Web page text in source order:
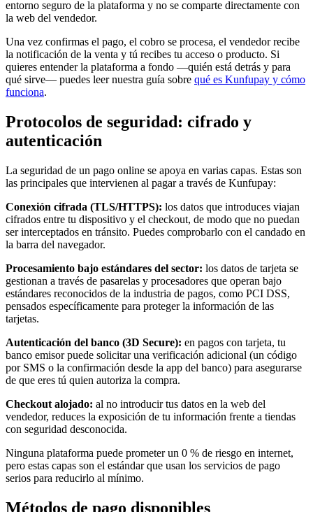
entorno seguro de la plataforma y no se comparte directamente con
la web del vendedor.
Una vez confirmas el pago, el cobro se procesa, el vendedor recibe
la notificación de la venta y tú recibes tu acceso o producto. Si
quieres entender la plataforma a fondo —quién está detrás y para
qué sirve— puedes leer nuestra guía sobre qué es Kunfupay y cómo
funciona.
Protocolos de seguridad: cifrado y
autenticación
La seguridad de un pago online se apoya en varias capas. Estas son
las principales que intervienen al pagar a través de Kunfupay:
Conexión cifrada (TLS/HTTPS): los datos que introduces viajan
cifrados entre tu dispositivo y el checkout, de modo que no puedan
ser interceptados en tránsito. Puedes comprobarlo con el candado en
la barra del navegador.
Procesamiento bajo estándares del sector: los datos de tarjeta se
gestionan a través de pasarelas y procesadores que operan bajo
estándares reconocidos de la industria de pagos, como PCI DSS,
pensados específicamente para proteger la información de las
tarjetas.
Autenticación del banco (3D Secure): en pagos con tarjeta, tu
banco emisor puede solicitar una verificación adicional (un código
por SMS o la confirmación desde la app del banco) para asegurarse
de que eres tú quien autoriza la compra.
Checkout alojado: al no introducir tus datos en la web del
vendedor, reduces la exposición de tu información frente a tiendas
con seguridad desconocida.
Ninguna plataforma puede prometer un 0 % de riesgo en internet,
pero estas capas son el estándar que usan los servicios de pago
serios para reducirlo al mínimo.
Métodos de pago disponibles